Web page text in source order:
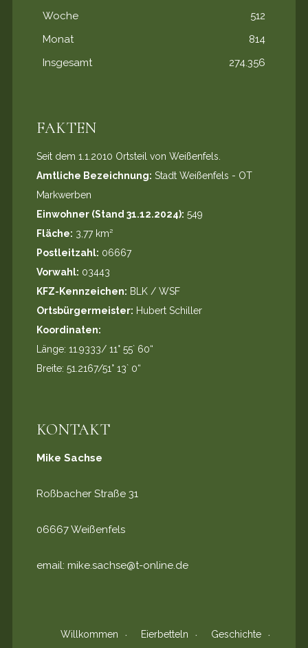
Woche
512
Monat
814
Insgesamt
274.356
FAKTEN
Seit dem 1.1.2010 Ortsteil von Weißenfels.
Amtliche Bezeichnung: Stadt Weißenfels - OT
Markwerben
Einwohner (Stand 31.12.2024): 549
Fläche: 3,77 km²
Postleitzahl: 06667
Vorwahl: 03443
KFZ-Kennzeichen: BLK / WSF
Ortsbürgermeister: Hubert Schiller
Koordinaten:
Länge: 11.9333/ 11° 55` 60“
Breite: 51.2167/51° 13` 0“
KONTAKT
Mike Sachse
Roßbacher Straße 31
06667 Weißenfels
email: mike.sachse@t-online.de
Willkommen Eierbetteln Geschichte